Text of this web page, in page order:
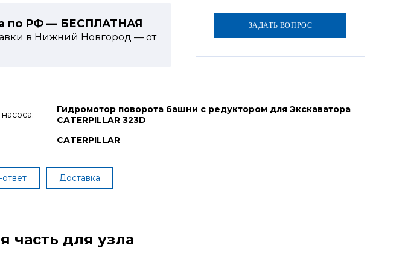
по РФ — БЕСПЛАТНАЯ
в Нижний Новгород — от
Гидромотор поворота башни с редуктором для Экскаватора
CATERPILLAR 323D
CATERPILLAR
Доставка
часть для узла